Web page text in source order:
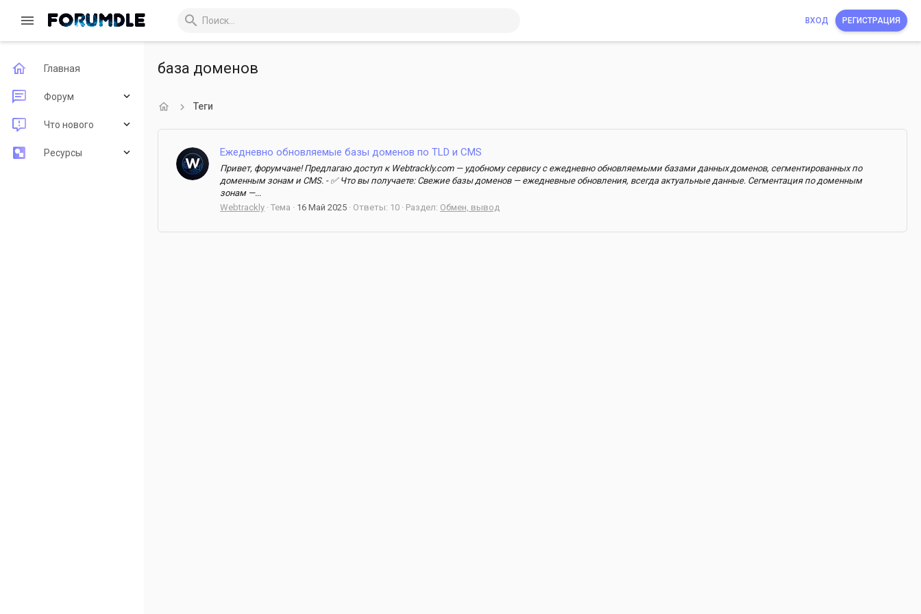
ВХОД РЕГИСТРАЦИЯ
Главная
Форум
Новые сообщения
Поиск по форуму
Что нового
Новые сообщения
Ресурсы
база доменов
Теги
Ежедневно обновляемые базы доменов по TLD и CMS
Привет, форумчане! Предлагаю доступ к Webtrackly.com — удобному сервису с ежедневно обновляемыми базами данных доменов, сегментированных по
доменным зонам и CMS. - ✅ Что вы получаете: Свежие базы доменов — ежедневные обновления, всегда актуальные данные. Сегментация по доменным
зонам —...
Webtrackly Тема 16 Май 2025 Ответы: 10 Раздел: Обмен, вывод